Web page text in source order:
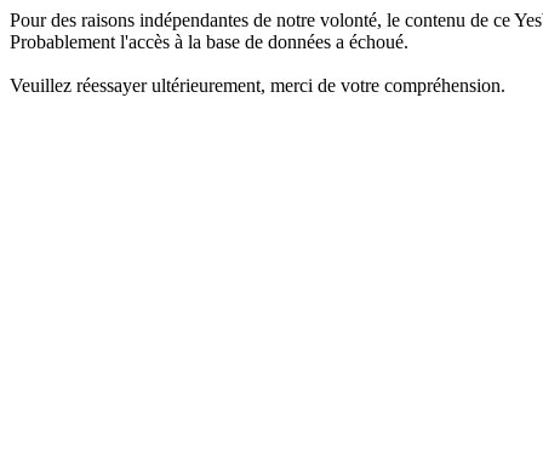
Pour des raisons indépendantes de notre volonté, le contenu de ce
Probablement l'accès à la base de données a échoué.
Veuillez réessayer ultérieurement, merci de votre compréhension.